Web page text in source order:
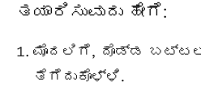
ತಯಾರಿಸುವುದು ಹೇಗೆ:
ಮೊದಲಿಗೆ, ದೊಡ್ಡ
ತೆಗೆದುಕೊಳ್ಳಿ.